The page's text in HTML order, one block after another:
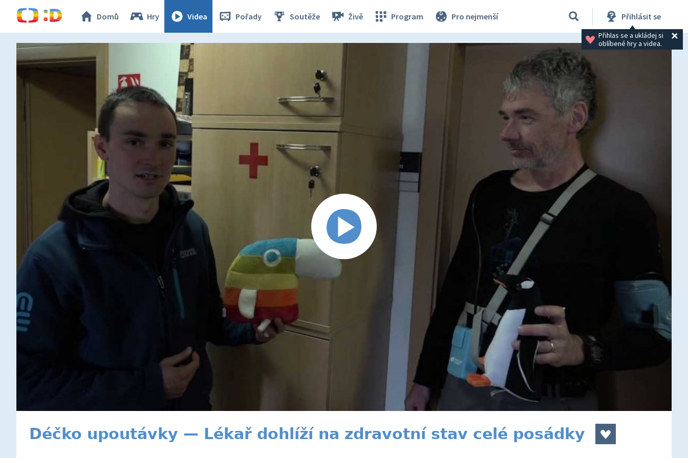
Domů Hry Videa Pořady Soutěže Živě Program Pro nejmenší Přihlásit se
Přihlas se a ukládej si
oblíbené hry a videa.
Déčko upoutávky — Lékař dohlíží na zdravotní stav celé posádky